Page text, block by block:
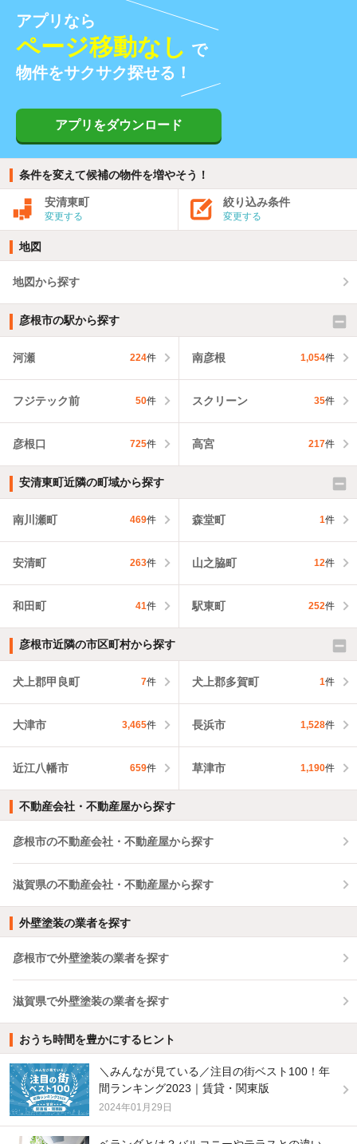
アプリなら
ページ移動なし で
物件をサクサク探せる！
アプリをダウンロード
条件を変えて候補の物件を増やそう！
安清東町
変更する
絞り込み条件
変更する
地図
地図から探す
彦根市の駅から探す
河瀬 224件 南彦根 1,054件
フジテック前 50件 スクリーン 35件
彦根口 725件 高宮 217件
安清東町近隣の町域から探す
南川瀬町 469件 森堂町 1件
安清町 263件 山之脇町 12件
和田町 41件 駅東町 252件
彦根市近隣の市区町村から探す
犬上郡甲良町 7件 犬上郡多賀町 1件
大津市 3,465件 長浜市 1,528件
近江八幡市 659件 草津市 1,190件
不動産会社・不動産屋から探す
彦根市の不動産会社・不動産屋から探す
滋賀県の不動産会社・不動産屋から探す
外壁塗装の業者を探す
彦根市で外壁塗装の業者を探す
滋賀県で外壁塗装の業者を探す
おうち時間を豊かにするヒント
＼みんなが見ている／注目の街ベスト100！年
間ランキング2023｜賃貸・関東版
2024年01月29日